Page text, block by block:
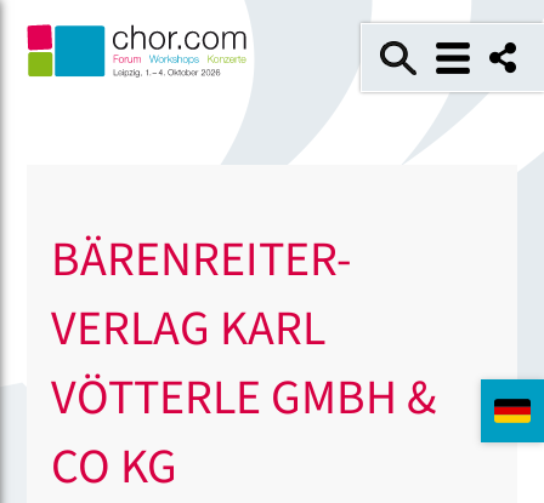
BÄRENREITER-
VERLAG KARL
VÖTTERLE GMBH &
CO KG